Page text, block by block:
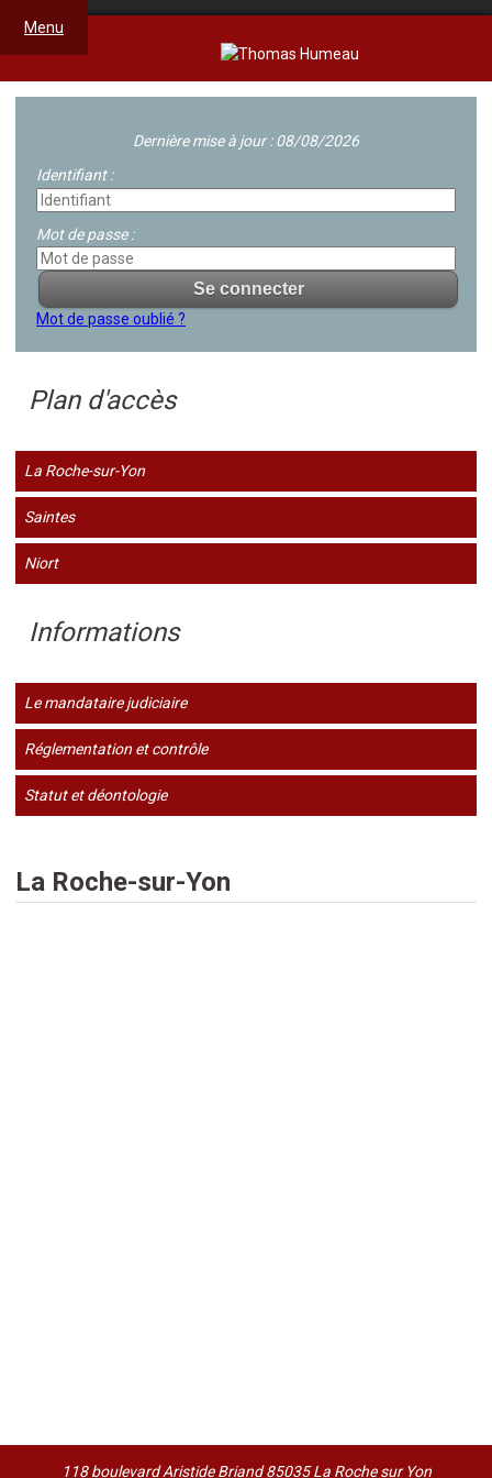
Menu
Dernière mise à jour : 08/08/2026
Identifiant :
Mot de passe :
Mot de passe oublié ?
Plan d'accès
La Roche-sur-Yon
Saintes
Niort
Informations
Le mandataire judiciaire
Réglementation et contrôle
Statut et déontologie
La Roche-sur-Yon
118 boulevard Aristide Briand 85035 La Roche sur Yon